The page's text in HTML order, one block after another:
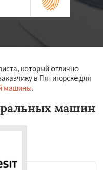
который отлично
в Пятигорске для
машины.
машин